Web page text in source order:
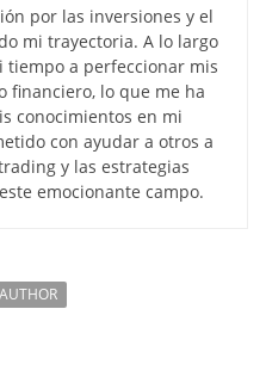
por las inversiones y el
mi trayectoria. A lo largo
tiempo a perfeccionar mis
financiero, lo que me ha
conocimientos en mi
con ayudar a otros a
y las estrategias
emocionante campo.